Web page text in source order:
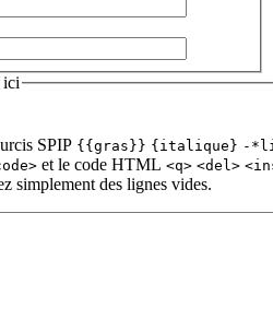
ici
SPIP {{gras}} {italique} -
et le code HTML <q> <del>
simplement des lignes vides.